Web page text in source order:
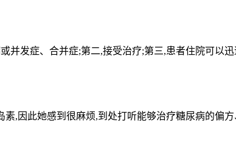
并发症、合并症;第二,接受治疗;第三,患者住院可以
,因此她感到很麻烦,到处打听能够治疗糖尿病的偏